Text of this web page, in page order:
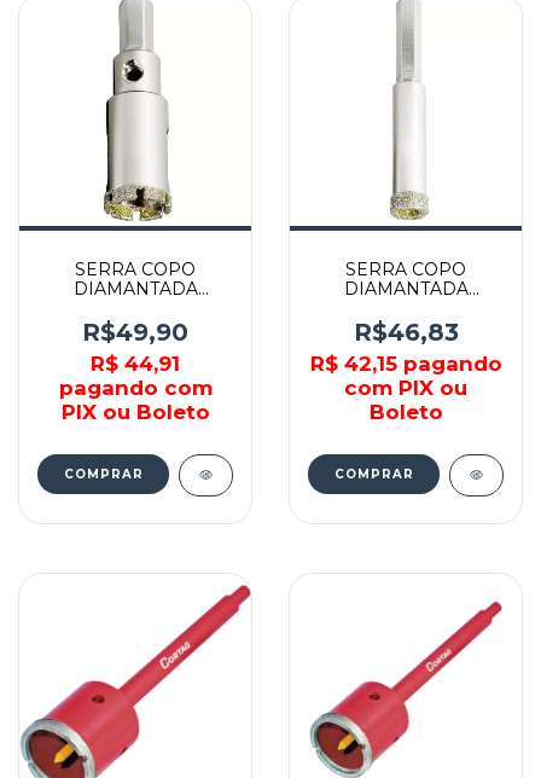
SERRA COPO
DIAMANTADA
20MM - 60887 -
Cortag
R$49,90
R$ 44,91
pagando com
PIX ou Boleto
COMPRAR
SERRA COPO
DIAMANTADA
- 60104 - CORTAG
R$46,83
R$ 42,15pagando
com PIX ou
Boleto
COMPRAR